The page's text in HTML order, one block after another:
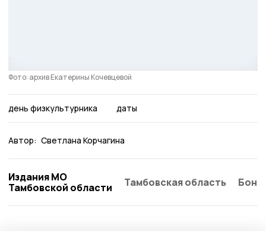
Фото: архив Екатерины Кочевцевой
день физкультурника даты
Автор: Светлана Корчагина
Издания МО
Тамбовской области
Тамбовская область